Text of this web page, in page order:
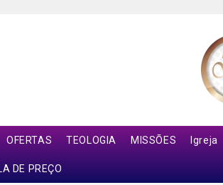
OFERTAS TEOLOGIA MISSÕES Igreja
DE PREÇO